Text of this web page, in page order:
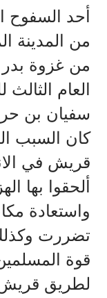
أحد
السفوح
من
المدينة
من غزوة بدر
العام
الثالث
سفيان بن
كان السبب
قريش في
ألحقوا
بها
واستعادة
تضررت
قوة
لطريق